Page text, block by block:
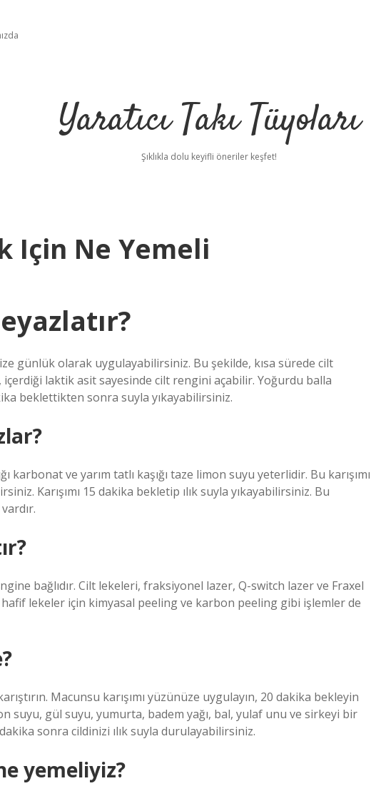
Yaratıcı Takı Tüyoları
Şıklıkla dolu keyifli öneriler keşfet!
Için Ne Yemeli
günlük olarak uygulayabilirsiniz. Bu şekilde, kısa sürede cilt
laktik asit sayesinde cilt rengini açabilir. Yoğurdu balla
beklettikten sonra suyla yıkayabilirsiniz.
karbonat ve yarım tatlı kaşığı taze limon suyu yeterlidir. Bu karışımı
Karışımı 15 dakika bekletip ılık suyla yıkayabilirsiniz. Bu
bağlıdır. Cilt lekeleri, fraksiyonel lazer, Q-switch lazer ve Fraxel
lekeler için kimyasal peeling ve karbon peeling gibi işlemler de
Macunsu karışımı yüzünüze uygulayın, 20 dakika bekleyin
suyu, gül suyu, yumurta, badem yağı, bal, yulaf unu ve sirkeyi bir
sonra cildinizi ılık suyla durulayabilirsiniz.
yemeliyiz?